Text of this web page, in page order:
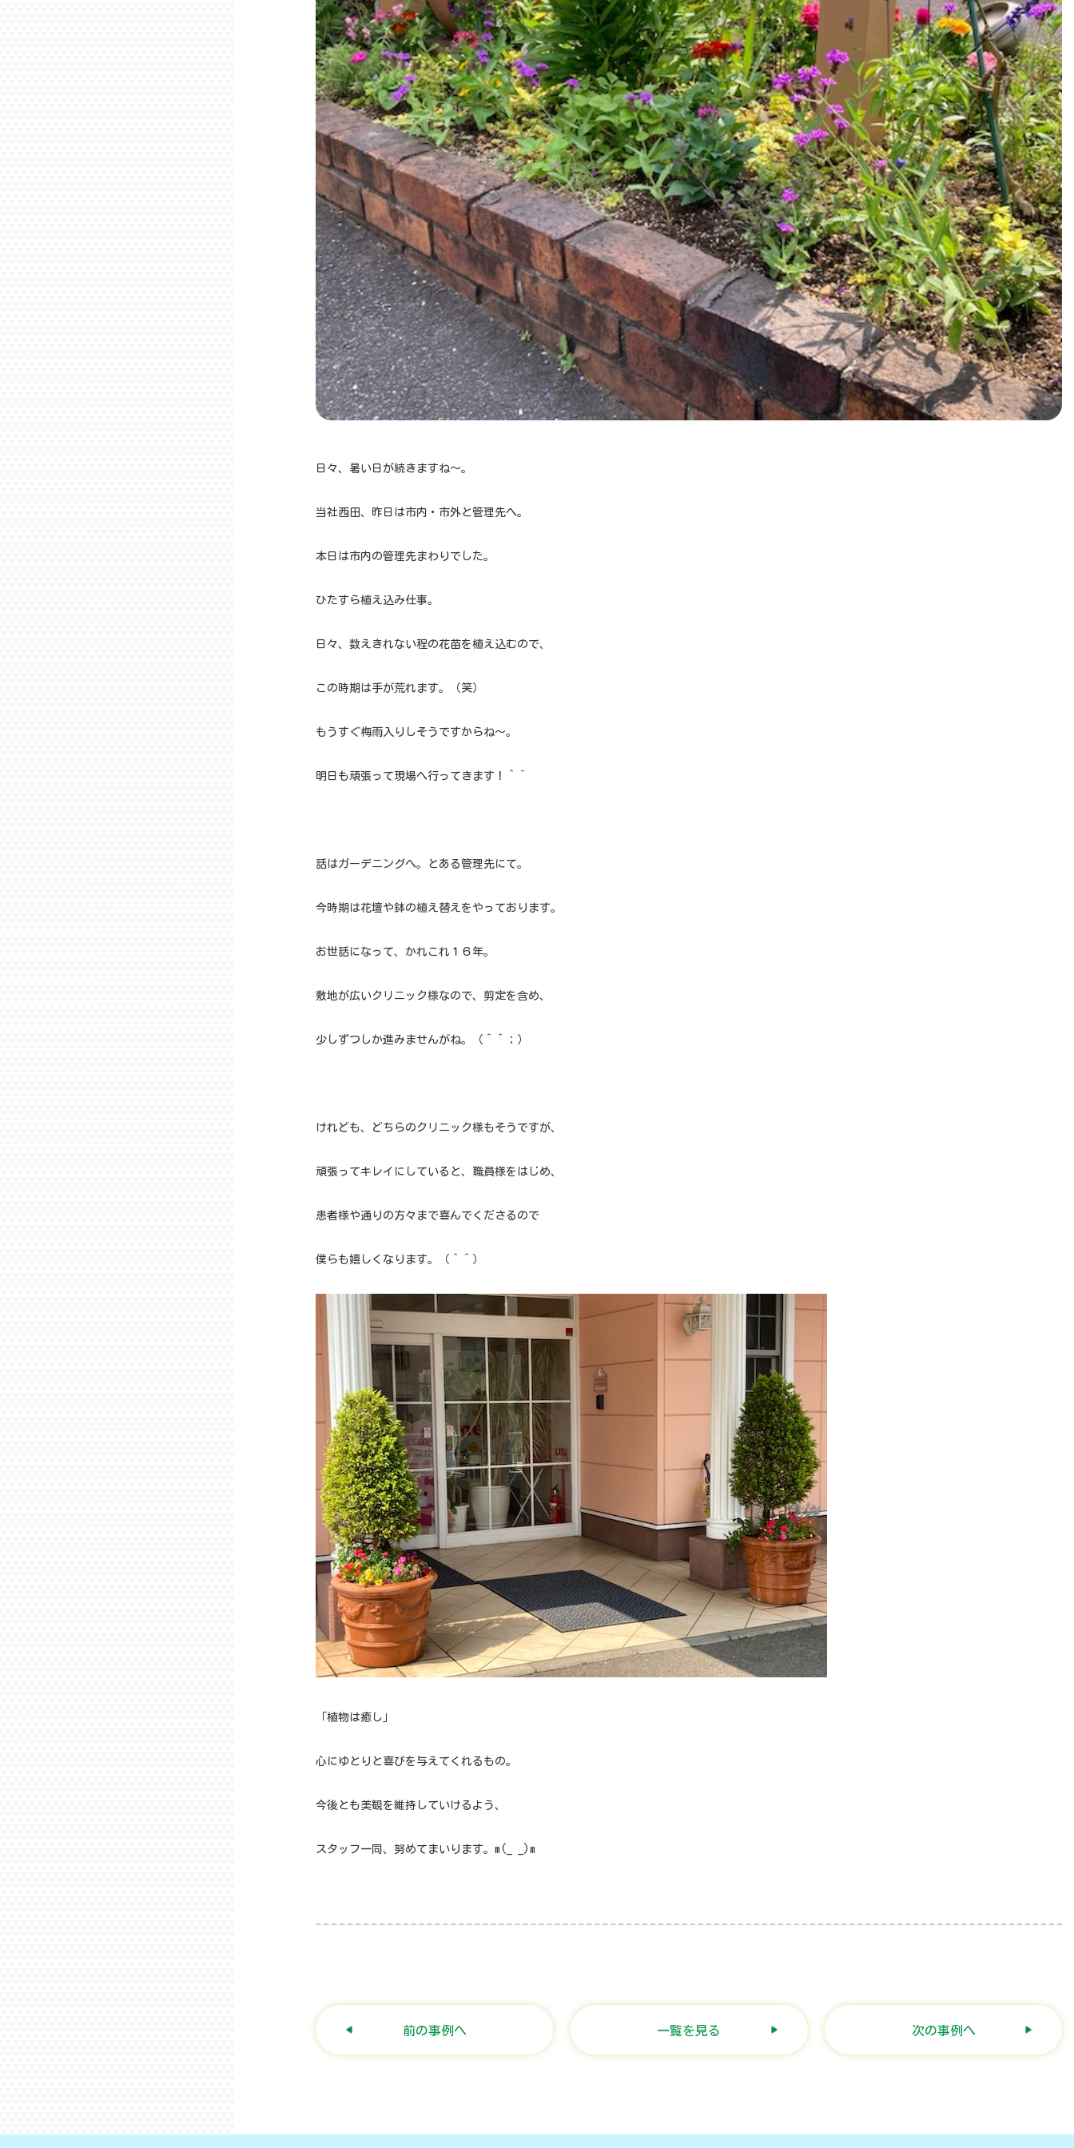
日々、暑い日が続きますね〜。
当社西田、昨日は市内・市外と管理先へ。
本日は市内の管理先まわりでした。
ひたすら植え込み仕事。
日々、数えきれない程の花苗を植え込むので、
この時期は手が荒れます。（笑）
もうすぐ梅雨入りしそうですからね〜。
明日も頑張って現場へ行ってきます！＾＾
話はガーデニングへ。とある管理先にて。
今時期は花壇や鉢の植え替えをやっております。
お世話になって、かれこれ１６年。
敷地が広いクリニック様なので、剪定を含め、
少しずつしか進みませんがね。（＾＾；）
けれども、どちらのクリニック様もそうですが、
頑張ってキレイにしていると、職員様をはじめ、
患者様や通りの方々まで喜んでくださるので
僕らも嬉しくなります。（＾＾）
「植物は癒し」
心にゆとりと喜びを与えてくれるもの。
今後とも美観を維持していけるよう、
スタッフ一同、努めてまいります。m(_ _)m
前の事例へ 次の事例へ
一覧を見る